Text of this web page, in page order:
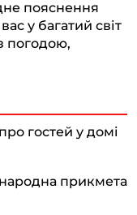
пояснення
у багатий світ
погодою,
гостей у домі
прикмета